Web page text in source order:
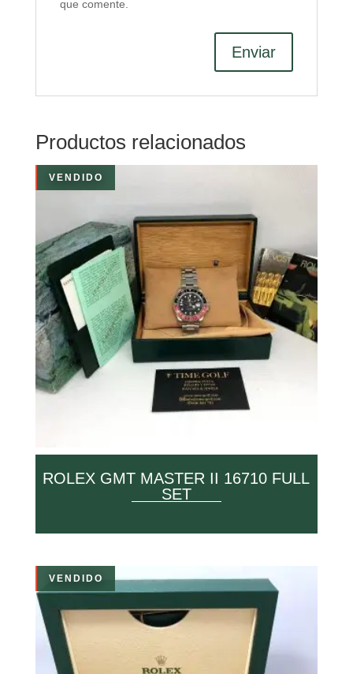
que comente.
Productos relacionados
VENDIDO
ROLEX GMT MASTER II 16710 FULL
SET
VENDIDO